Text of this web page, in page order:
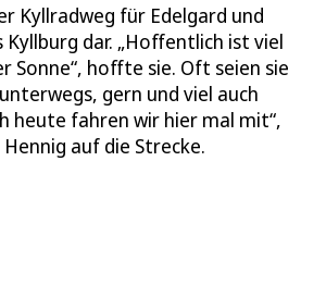
Kyllradweg für Edelgard und
Kyllburg dar. „Hoffentlich ist viel
Sonne“, hoffte sie. Oft seien sie
gern und viel auch
heute fahren wir hier mal mit“,
auf die Strecke.